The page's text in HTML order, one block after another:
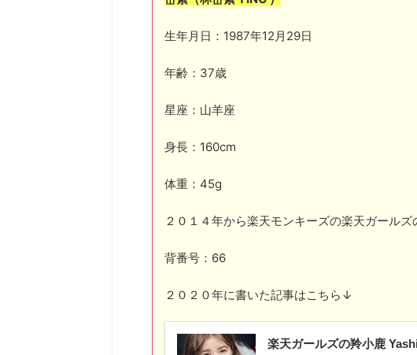
生年月日：1987年12月29日
年齢：37歳
星座：山羊座
身長：160cm
体重：45g
２０１４年から楽天モンキーズの楽天ガールズ
背番号：66
２０２０年に書いた記事はこちら↓
楽天ガールズの羚小鹿